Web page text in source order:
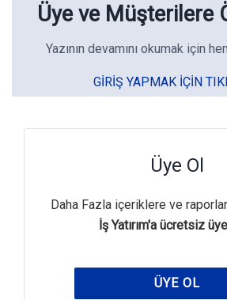
Üye ve Müşterilere
Yazının devamını okumak için
GIRIŞ YAPMAK IÇIN
Üye Ol
Daha Fazla içeriklere ve
İş Yatırım'a ücretsiz
ÜYE OL